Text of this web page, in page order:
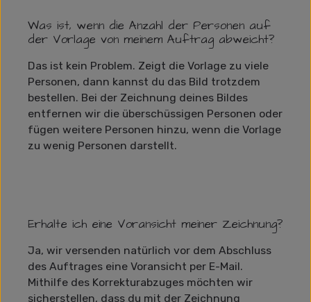
Was ist, wenn die Anzahl der Personen auf
der Vorlage von meinem Auftrag abweicht?
Das ist kein Problem. Zeigt die Vorlage zu viele
Personen, dann kannst du das Bild trotzdem
bestellen. Bei der Zeichnung deines Bildes
entfernen wir die überschüssigen Personen oder
fügen weitere Personen hinzu, wenn die Vorlage
zu wenig Personen darstellt.
Erhalte ich eine Voransicht meiner Zeichnung?
Ja, wir versenden natürlich vor dem Abschluss
des Auftrages eine Voransicht per E-Mail.
Mithilfe des Korrekturabzuges möchten wir
sicherstellen, dass du mit der Zeichnung